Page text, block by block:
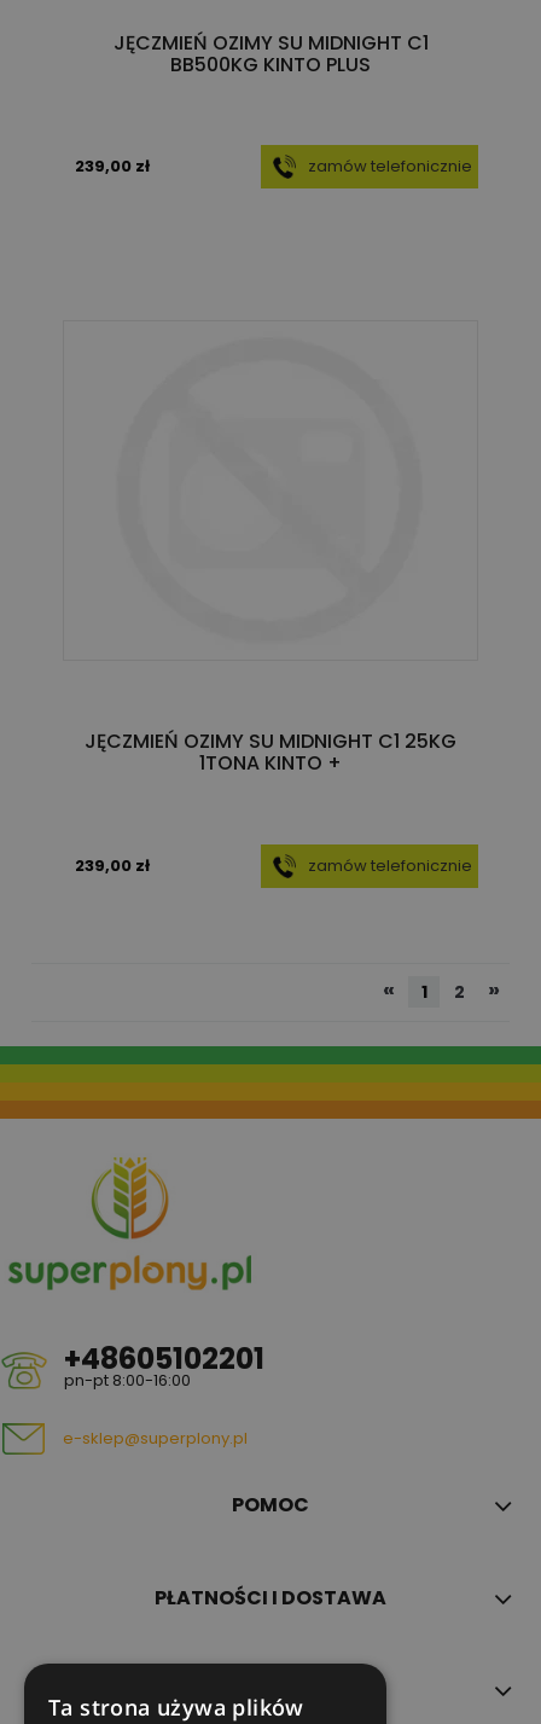
JĘCZMIEŃ OZIMY SU MIDNIGHT C1
BB500KG KINTO PLUS
239,00 zł zamów telefonicznie
JĘCZMIEŃ OZIMY SU MIDNIGHT C1 25KG
1TONA KINTO +
239,00 zł zamów telefonicznie
« 1 2 »
+48605102201
pn-pt 8:00-16:00
e-sklep@superplony.pl
POMOC
PŁATNOŚCI I DOSTAWA
Ta strona używa plików